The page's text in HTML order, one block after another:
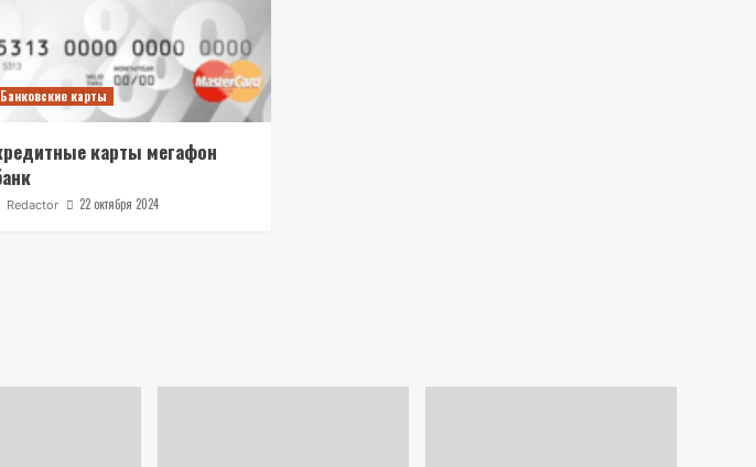
Банковские карты
карты мегафон
Redactor 22 октября 2024